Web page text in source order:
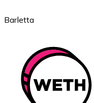
Ethereum
ETH
Barletta